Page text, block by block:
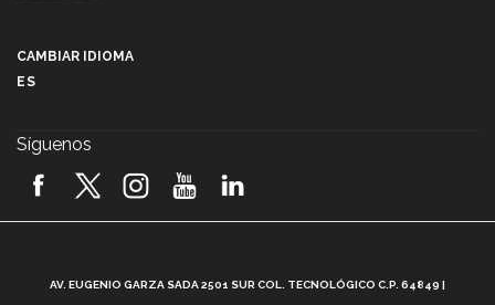
2026! (video)
CAMBIAR IDIOMA
ES
Síguenos
AV. EUGENIO GARZA SADA 2501 SUR COL. TECNOLÓGICO C.P. 64849 |